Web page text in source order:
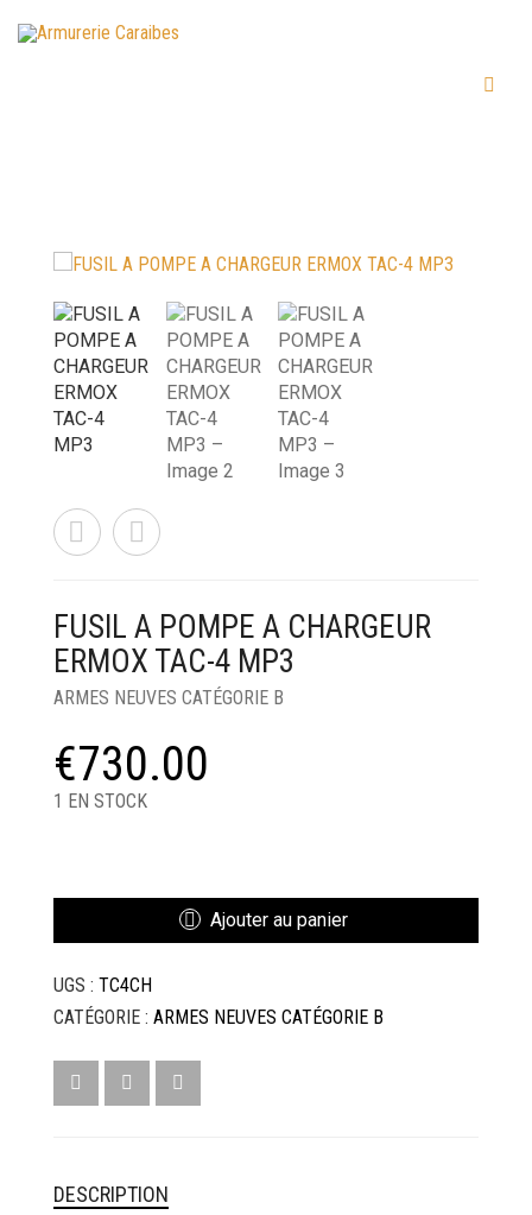
FUSIL A POMPE A CHARGEUR
ERMOX TAC-4 MP3
ARMES NEUVES CATÉGORIE B
€730.00
1 EN STOCK
A
CHARGEUR
TAC-
Ajouter au panier
UGS : TC4CH
CATÉGORIE : ARMES NEUVES CATÉGORIE B
DESCRIPTION